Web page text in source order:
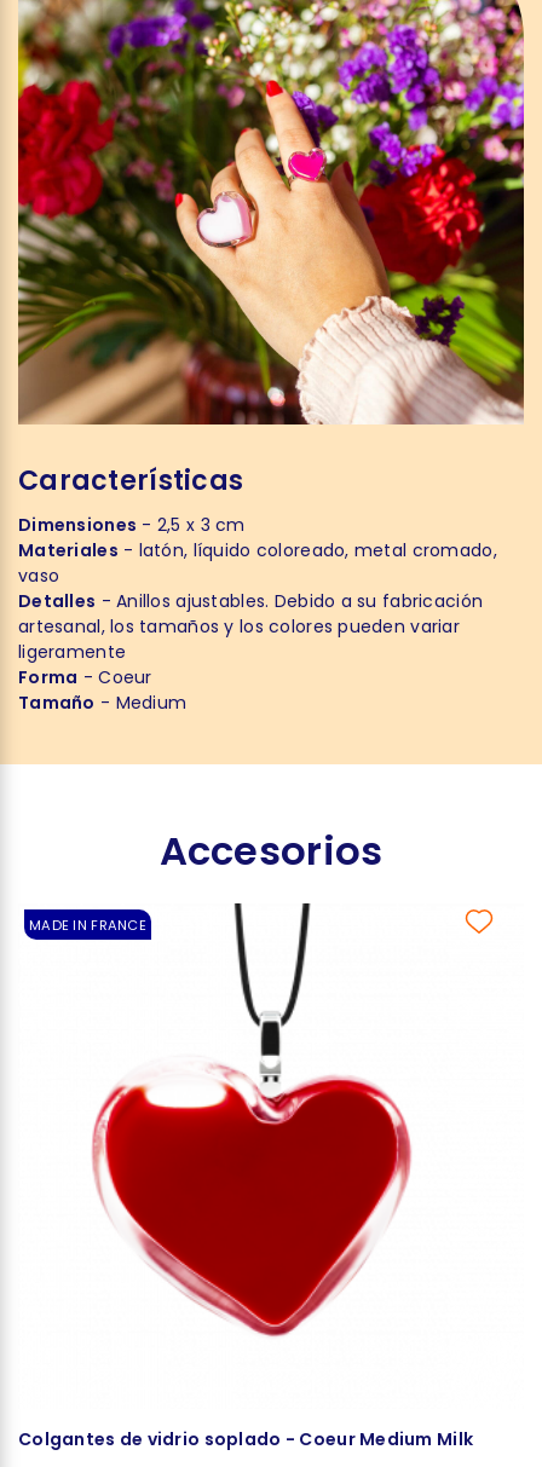
Características
Dimensiones - 2,5 x 3 cm
Materiales - latón, líquido coloreado, metal cromado,
vaso
Detalles - Anillos ajustables. Debido a su fabricación
artesanal, los tamaños y los colores pueden variar
ligeramente
Forma - Coeur
Tamaño - Medium
Accesorios
MADE IN FRANCE
Colgantes de vidrio soplado - Coeur Medium Milk